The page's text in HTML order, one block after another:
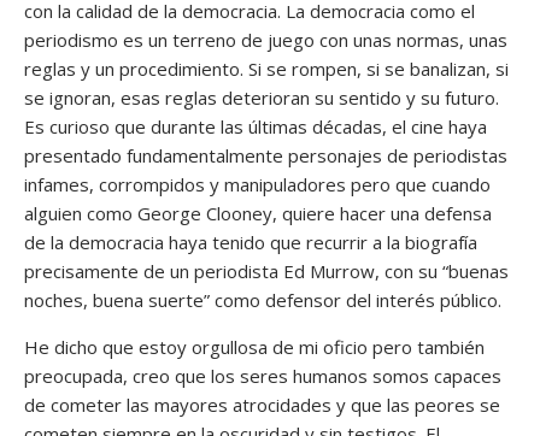
con la calidad de la democracia. La democracia como el
periodismo es un terreno de juego con unas normas, unas
reglas y un procedimiento. Si se rompen, si se banalizan, si
se ignoran, esas reglas deterioran su sentido y su futuro.
Es curioso que durante las últimas décadas, el cine haya
presentado fundamentalmente personajes de periodistas
infames, corrompidos y manipuladores pero que cuando
alguien como George Clooney, quiere hacer una defensa
de la democracia haya tenido que recurrir a la biografía
precisamente de un periodista Ed Murrow, con su “buenas
noches, buena suerte” como defensor del interés público.
He dicho que estoy orgullosa de mi oficio pero también
preocupada, creo que los seres humanos somos capaces
de cometer las mayores atrocidades y que las peores se